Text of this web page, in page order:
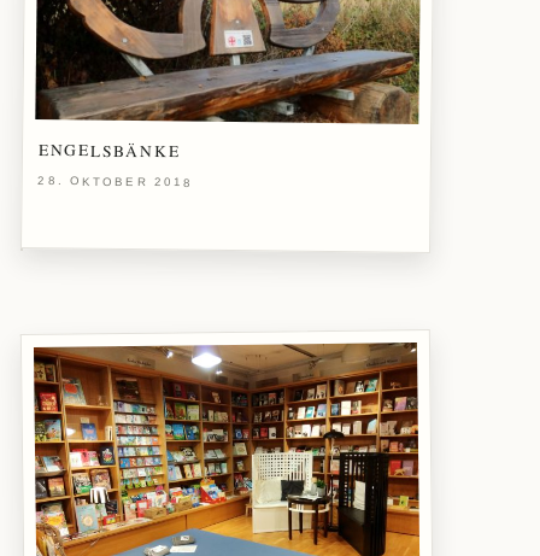
ENGELSBÄNKE
28. OKTOBER 2018